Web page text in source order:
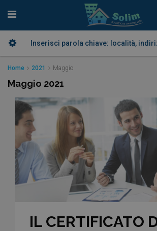
Home 2021 Maggio
Maggio 2021
IL CERTIFICATO